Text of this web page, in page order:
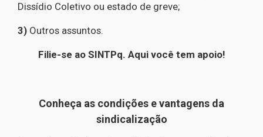
Dissídio Coletivo ou estado de greve;
3) Outros assuntos.
Filie-se ao SINTPq. Aqui você tem apoio!
Conheça as condições e vantagens da
sindicalização